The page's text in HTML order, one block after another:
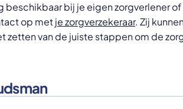
beschikbaar bij je eigen zorgverlener
op metje zorgverzekeraar. Zij
zetten van de juiste stappen om de